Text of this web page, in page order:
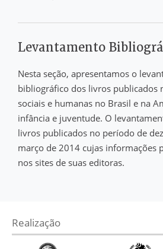
Levantamento
Nesta seção, apresentamos o
bibliográfico dos livros publicados
sociais e humanas no Brasil e na
infância e juventude. O
livros publicados no período de
março de 2014 cujas informações
nos sites de suas editoras.
Realização